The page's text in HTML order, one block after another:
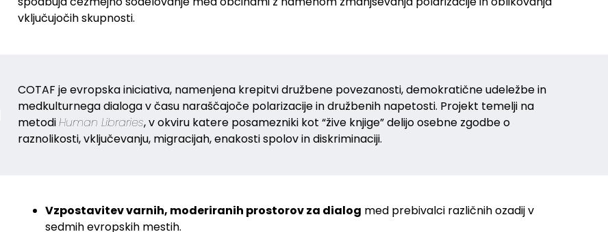
vključujočih skupnosti.
COTAF je evropska iniciativa, namenjena krepitvi družbene povezanosti, demokratične udeležbe in
medkulturnega dialoga v času naraščajoče polarizacije in družbenih napetosti. Projekt temelji na
metodiHuman Libraries, v okviru katere posamezniki kot “žive knjige” delijo osebne zgodbe o
raznolikosti, vključevanju, migracijah, enakosti spolov in diskriminaciji.
Vzpostavitev varnih, moderiranih prostorov za dialog med prebivalci različnih ozadij v
sedmih evropskih mestih.